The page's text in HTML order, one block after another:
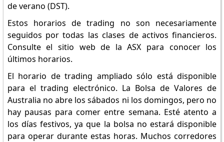
de verano (DST).
Estos horarios de trading no son necesariamente
seguidos por todas las clases de activos financieros.
Consulte el sitio web de la ASX para conocer los
últimos horarios.
El horario de trading ampliado sólo está disponible
para el trading electrónico. La Bolsa de Valores de
Australia no abre los sábados ni los domingos, pero no
hay pausas para comer entre semana. Esté atento a
los días festivos, ya que la bolsa no estará disponible
para operar durante estas horas. Muchos corredores